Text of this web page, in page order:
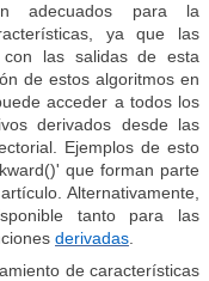
adecuados para la
ya que las
las salidas de esta
de estos algoritmos en
acceder a todos los
derivados desde las
Ejemplos de esto
que forman parte
Alternativamente,
tanto para las
derivadas
de características